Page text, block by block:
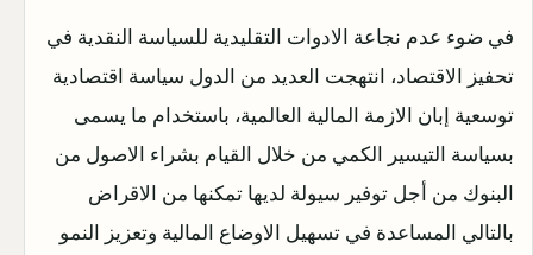
في ضوء عدم نجاعة الادوات التقليدية للسياسة النقدية في
تحفيز الاقتصاد، انتهجت العديد من الدول سياسة اقتصادية
توسعية إبان الازمة المالية العالمية، باستخدام ما يسمى
بسياسة التيسير الكمي من خلال القيام بشراء الاصول من
البنوك من أجل توفير سيولة لديها تمكنها من الاقراض
بالتالي المساعدة في تسهيل الاوضاع المالية وتعزيز النمو